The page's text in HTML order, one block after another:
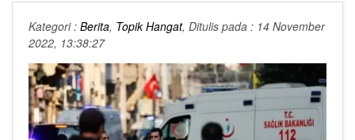
Kategori : Berita, Topik Hangat, Ditulis pada : 14 November
2022, 13:38:27